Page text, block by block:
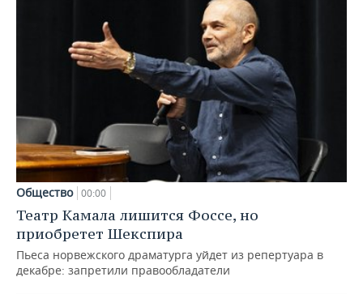
Общество 00:00
Театр Камала лишится Фоссе, но
приобретет Шекспира
Пьеса норвежского драматурга уйдет из репертуара в
декабре: запретили правообладатели